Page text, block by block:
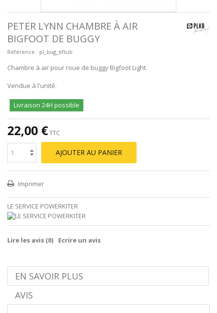
PETER LYNN CHAMBRE À AIR
BIGFOOT DE BUGGY
Référence : pl_bug_bftub
Chambre à air pour roue de buggy Bigfoot Light.
Vendue à l'unité.
Livraison 24H possible
22,00 €TTC
AJOUTER AU PANIER
Imprimer
LE SERVICE POWERKITER
Lire les avis (0) Ecrire un avis
EN SAVOIR PLUS
AVIS